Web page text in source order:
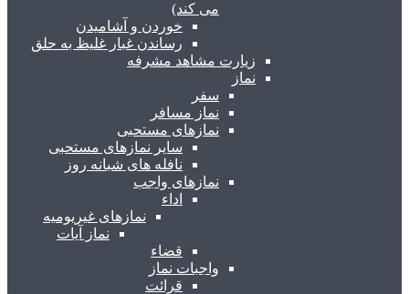
می کند)
خوردن و آشامیدن
رساندن غبار غلیظ به حلق
زیارت مشاهد مشرفه
نماز
سفر
نماز مسافر
نمازهای مستحبی
سایر نمازهای مستحبی
نافله های شبانه روز
نمازهای واجب
اداء
نمازهای غیریومیه
نماز آیات
قضاء
واجبات نماز
قرائت